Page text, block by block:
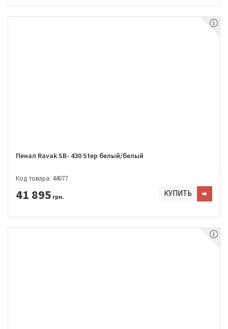
Пенал Ravak SB- 430 Step белый/белый
Код товара: 44077
41 895 грн. КУПИТЬ